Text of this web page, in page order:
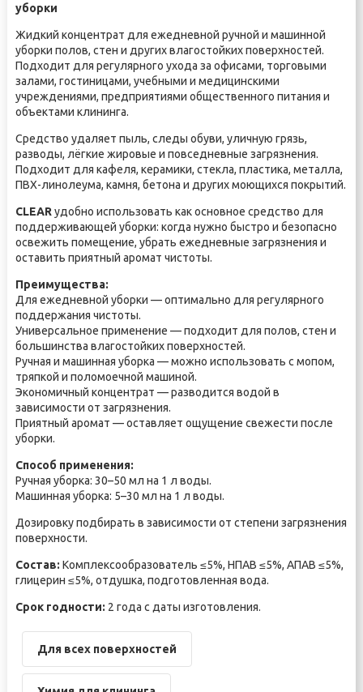
уборки
Жидкий концентрат для ежедневной ручной и машинной
уборки полов, стен и других влагостойких поверхностей.
Подходит для регулярного ухода за офисами, торговыми
залами, гостиницами, учебными и медицинскими
учреждениями, предприятиями общественного питания и
объектами клининга.
Средство удаляет пыль, следы обуви, уличную грязь,
разводы, лёгкие жировые и повседневные загрязнения.
Подходит для кафеля, керамики, стекла, пластика, металла,
ПВХ-линолеума, камня, бетона и других моющихся покрытий.
CLEAR удобно использовать как основное средство для
поддерживающей уборки: когда нужно быстро и безопасно
освежить помещение, убрать ежедневные загрязнения и
оставить приятный аромат чистоты.
Преимущества:
Для ежедневной уборки — оптимально для регулярного
поддержания чистоты.
Универсальное применение — подходит для полов, стен и
большинства влагостойких поверхностей.
Ручная и машинная уборка — можно использовать с мопом,
тряпкой и поломоечной машиной.
Экономичный концентрат — разводится водой в
зависимости от загрязнения.
Приятный аромат — оставляет ощущение свежести после
уборки.
Способ применения:
Ручная уборка: 30–50 мл на 1 л воды.
Машинная уборка: 5–30 мл на 1 л воды.
Дозировку подбирать в зависимости от степени загрязнения
поверхности.
Состав: Комплексообразователь ≤5%, НПАВ ≤5%, АПАВ ≤5%,
глицерин ≤5%, отдушка, подготовленная вода.
Срок годности: 2 года с даты изготовления.
Для всех поверхностей